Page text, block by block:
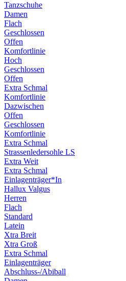
Tanzschuhe
Damen
Flach
Geschlossen
Offen
Komfortlinie
Hoch
Geschlossen
Offen
Extra Schmal
Komfortlinie
Dazwischen
Offen
Geschlossen
Komfortlinie
Extra Schmal
Strassenledersohle LS
Extra Weit
Extra Schmal
Einlagenträger*In
Hallux Valgus
Herren
Flach
Standard
Latein
Xtra Breit
Xtra Groß
Extra Schmal
Einlagenträger
Abschluss-/Abiball